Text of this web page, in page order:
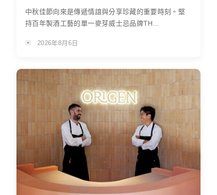
中秋佳節向來是傳遞情誼與分享珍藏的重要時刻。堅
持百年製酒工藝的單一麥芽威士忌品牌TH...
2026年8月6日